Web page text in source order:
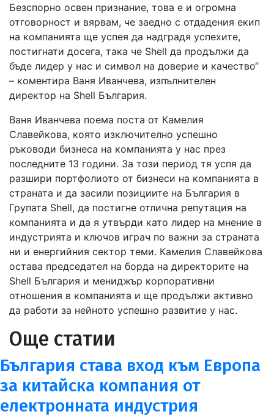
Безспорно освен признание, това е и огромна
отговорност и вярвам, че заедно с отдадения екип
на компанията ще успея да надградя успехите,
постигнати досега, така че Shell да продължи да
бъде лидер у нас и символ на доверие и качество“
– коментира Ваня Иванчева, изпълнителен
директор на Shell България.
Ваня Иванчева поема поста от Камелия
Славейкова, която изключително успешно
ръководи бизнеса на компанията у нас през
последните 13 години. За този период тя успя да
разшири портфолиото от бизнеси на компанията в
страната и да засили позициите на България в
Групата Shell, да постигне отлична репутация на
компанията и да я утвърди като лидер на мнение в
индустрията и ключов играч по важни за страната
ни и енергийния сектор теми. Камелия Славейкова
остава председател на борда на директорите на
Shell България и мениджър корпоративни
отношения в компанията и ще продължи активно
да работи за нейното успешно развитие у нас.
Още статии
България става вход към Европа
за китайска компания от
електронната индустрия